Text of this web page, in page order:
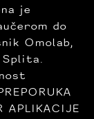
je
do
Omolab,
Splita.
APLIKACIJE